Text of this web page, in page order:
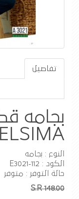
تفاصيل
بجامه
ELSIMA
النوع : بجامه
الكود : E3021-112
حالة التوفر : متوفر
S.R 148.00